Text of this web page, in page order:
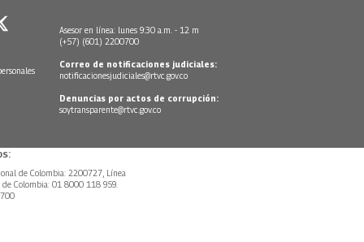
Asesor en línea: lunes 9:30 a.m. - 12 m
(+57) (601) 2200700
Correo de notificaciones judiciales:
notificacionesjudiciales@rtvc.gov.co
Denuncias por actos de corrupción:
soytransparente@rtvc.gov.co
de Colombia: 2200727, Línea
Colombia: 01 8000 118 959.